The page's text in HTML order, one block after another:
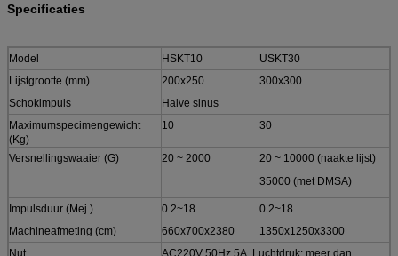
Specificaties
Model HSKT10
USKT30
Lijstgrootte (mm)
200x250
300x300
Schokimpuls
Halve sinus
Maximumspecimengewicht
(Kg)
10 30
Versnellingswaaier (G) 20 ~ 2000
20 ~ 10000 (naakte lijst)
35000 (met DMSA)
Impulsduur (Mej.) 0.2~18
0.2~18
Machineafmeting (cm)
660x700x2380
1350x1250x3300
Nut
AC220V 50Hz 5A, Luchtdruk: meer dan